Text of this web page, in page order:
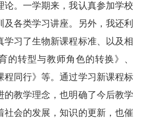
论。一学期来，我认真参加学校
及各类学习讲座。另外，我还利
学习了生物新课程标准、以及相
的转型与教师角色的转换》、
程同行》等。通过学习新课程标
的教学理念，也明确了今后教学
社会的发展，知识的更新，也催